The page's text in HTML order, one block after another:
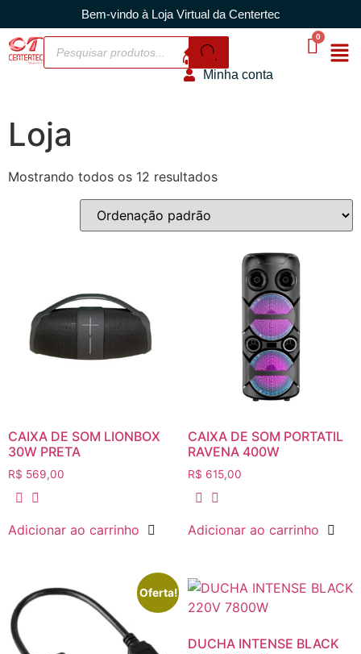
Bem-vindo à Loja Virtual da Centertec
Minha conta
Loja
Mostrando todos os 12 resultados
CAIXA DE SOM LIONBOX
30W PRETA
R$ 569,00
Adicionar ao carrinho
CAIXA DE SOM PORTATIL
RAVENA 400W
R$ 615,00
Adicionar ao carrinho
Oferta!
DUCHA INTENSE BLACK